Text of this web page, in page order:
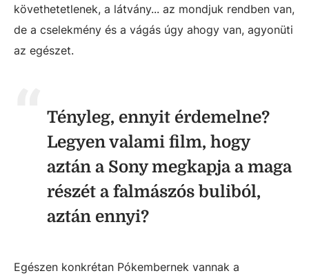
követhetetlenek, a látvány... az mondjuk rendben van,
de a cselekmény és a vágás úgy ahogy van, agyonüti
az egészet.
Tényleg, ennyit érdemelne?
Legyen valami film, hogy
aztán a Sony megkapja a maga
részét a falmászós buliból,
aztán ennyi?
Egészen konkrétan Pókembernek vannak a